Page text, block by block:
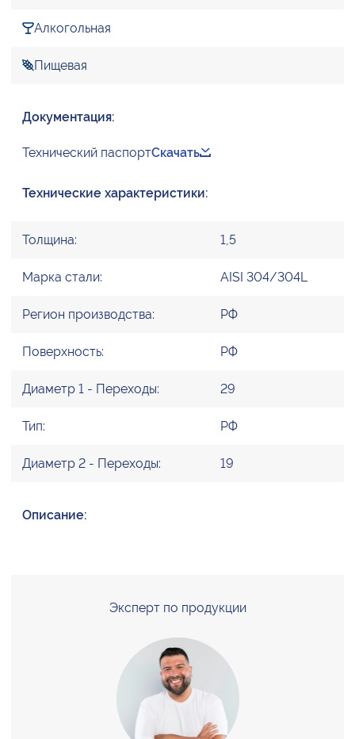
Алкогольная
Пищевая
Документация:
Технический паспортСкачать
Технические характеристики:
Толщина: 1,5
Марка стали: AISI 304/304L
Регион производства: РФ
Поверхность: РФ
Диаметр 1 - Переходы: 29
Тип: РФ
Диаметр 2 - Переходы: 19
Описание:
Эксперт по продукции